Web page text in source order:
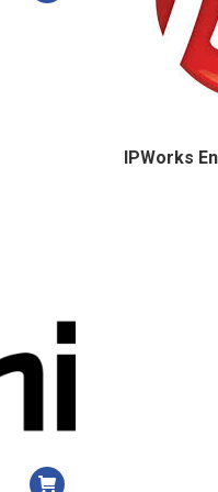
IPWorks